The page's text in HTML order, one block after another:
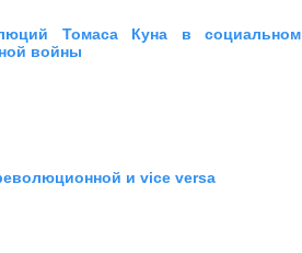
Томаса Куна в социальном
войны
и vice versa